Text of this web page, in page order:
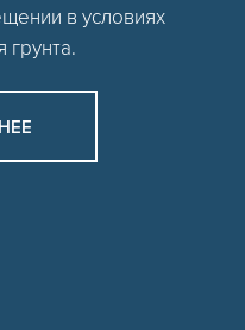
в условиях
грунта.